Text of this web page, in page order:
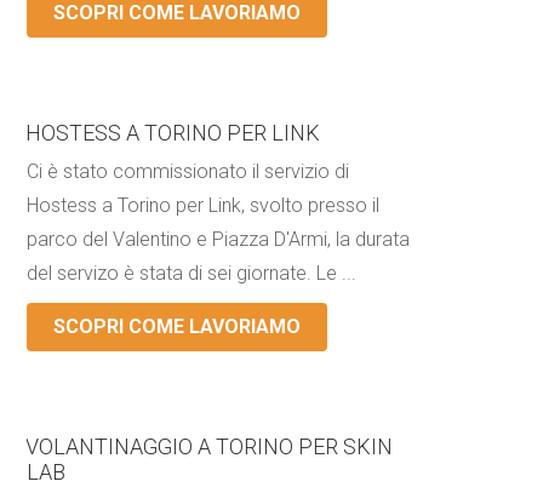
SCOPRI COME LAVORIAMO
HOSTESS A TORINO PER LINK
Ci è stato commissionato il servizio di
Hostess a Torino per Link, svolto presso il
parco del Valentino e Piazza D'Armi, la durata
del servizo è stata di sei giornate. Le ...
SCOPRI COME LAVORIAMO
VOLANTINAGGIO A TORINO PER SKIN
LAB